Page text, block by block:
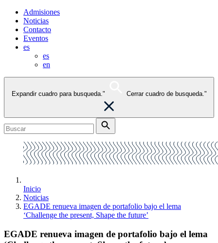
Admisiones
Noticias
Contacto
Eventos
es
es
en
Expandir cuadro para busqueda." Cerrar cuadro de busqueda."
Inicio
Noticias
EGADE renueva imagen de portafolio bajo el lema
‘Challenge the present, Shape the future’
EGADE renueva imagen de portafolio bajo el lema